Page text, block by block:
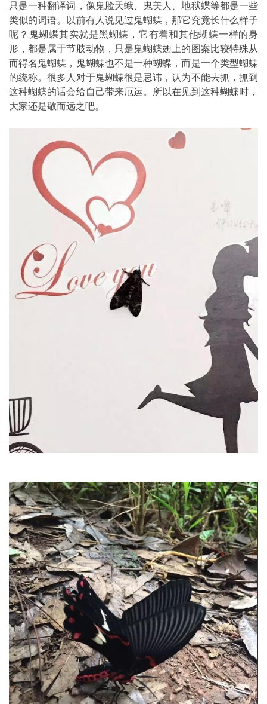
只是一种翻译词，像鬼脸天蛾、鬼美人、地狱蝶等都是一些
类似的词语。以前有人说见过鬼蝴蝶，那它究竟长什么样子
呢？鬼蝴蝶其实就是黑蝴蝶，它有着和其他蝴蝶一样的身
形，都是属于节肢动物，只是鬼蝴蝶翅上的图案比较特殊从
而得名鬼蝴蝶，鬼蝴蝶也不是一种蝴蝶，而是一个类型蝴蝶
的统称。很多人对于鬼蝴蝶很是忌讳，认为不能去抓，抓到
这种蝴蝶的话会给自己带来厄运。所以在见到这种蝴蝶时，
大家还是敬而远之吧。